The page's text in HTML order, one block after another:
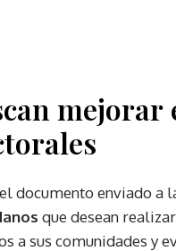
mejorar
documento enviado a
que desean realizar
a sus comunidades y